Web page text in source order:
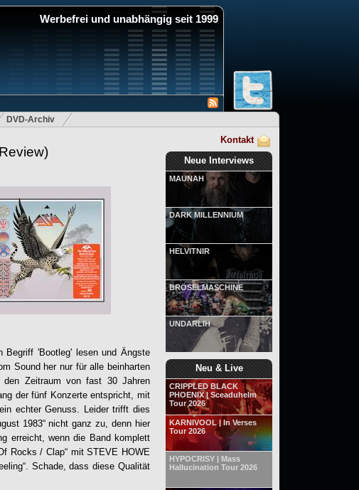
Werbefrei und unabhängig seit 1999
DVD-Archiv
Kontakt
Neue Interviews
MAUNAH
DARK MILLENNIUM
HELVITNIR
BRÖSELMASCHINE
UNDARLIH
Neu & Live
CRIPPLED BLACK
PHOENIX | Sceaduhelm
Tour 2026
KARNIVOOL | In Verses
Tour 2026
HYPOCRISY | Mass
Hallucination Tour 2026
Begriff 'Bootleg' lesen und Ängste
Sound her nur für alle beinharten
Zeitraum von fast 30 Jahren
der fünf Konzerte entspricht, mit
echter Genuss. Leider trifft dies
1983“ nicht ganz zu, denn hier
erreicht, wenn die Band komplett
Rocks / Clap“ mit STEVE HOWE
Schade, dass diese Qualität